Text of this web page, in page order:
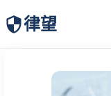
律望
律师团队